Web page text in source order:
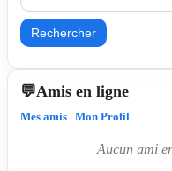
Rechercher
Amis en ligne
Mes amis | Mon Profil
Aucun ami